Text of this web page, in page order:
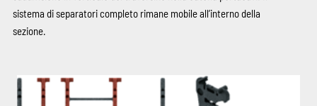
sistema di separatori completo rimane mobile all’interno della
sezione.